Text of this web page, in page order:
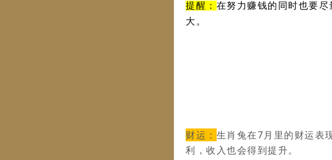
提醒： 在努力赚钱的同时也要
大。
财运： 生肖兔在7月里的财运表
利，收入也会得到提升。